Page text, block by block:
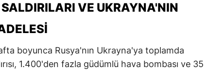
Karaman
VE UKRAYNA'NIN
boyunca Rusya'nın Ukrayna'ya toplamda
1.400'den fazla güdümlü hava bombası ve 35